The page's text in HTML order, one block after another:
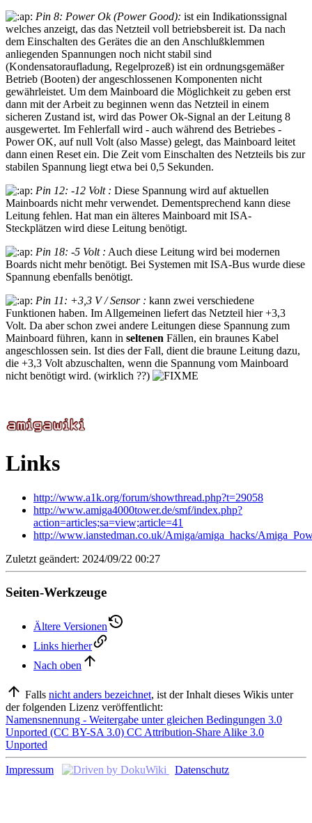
Pin 8: Power Ok (Power Good): ist ein Indikationssignal
welches anzeigt, das das Netzteil voll betriebsbereit ist. Da nach
dem Einschalten des Gerätes die an den Anschlußklemmen
anliegenden Spannungen noch nicht stabil sind
(Kondensatoraufladung, Regelprozeß) ist ein ordnungsgemäßer
Betrieb (Booten) der angeschlossenen Komponenten nicht
gewährleistet. Um dem Mainboard die Möglichkeit zu geben erst
dann mit der Arbeit zu beginnen wenn das Netzteil in einem
sicheren Zustand ist, wird das Power Ok-Signal an der Leitung 8
ausgewertet. Im Fehlerfall wird - auch während des Betriebes -
Power OK, auf null Volt (also Masse) gelegt, das Mainboard leitet
dann einen Reset ein. Die Zeit vom Einschalten des Netzteils bis zur
stabilen Spannung liegt etwa bei 0,5 Sekunden.
Pin 12: -12 Volt : Diese Spannung wird auf aktuellen
Mainboards nicht mehr verwendet. Dementsprechend kann diese
Leitung fehlen. Hat man ein älteres Mainboard mit ISA-
Steckplätzen wird diese Leitung benötigt.
Pin 18: -5 Volt : Auch diese Leitung wird bei modernen
Boards nicht mehr benötigt. Bei Systemen mit ISA-Bus wurde diese
Spannung ebenfalls benötigt.
Pin 11: +3,3 V / Sensor : kann zwei verschiedene
Funktionen haben. Im Allgemeinen liefert das Netzteil hier +3,3
Volt. Da aber schon zwei andere Leitungen diese Spannung zum
Mainboard führen, kann in seltenen Fällen, ein braunes Kabel
angeschlossen sein. Ist dies der Fall, dient die braune Leitung dazu,
die +3,3 Volt abzuschalten, wenn die Spannung vom Mainboard
nicht benötigt wird. (wirklich ??)
Links
http://www.a1k.org/forum/showthread.php?t=29058
http://www.amiga4000tower.de/smf/index.php?
action=articles;sa=view;article=41
http://www.ianstedman.co.uk/Amiga/amiga_hacks/
Zuletzt geändert: 2024/09/22 00:27
Seiten-Werkzeuge
Ältere Versionen
Links hierher
Nach oben
Falls nicht anders bezeichnet, ist der Inhalt dieses Wikis unter
der folgenden Lizenz veröffentlicht:
Namensnennung - Weitergabe unter gleichen Bedingungen 3.0
Unported (CC BY-SA 3.0) CC Attribution-Share Alike 3.0
Unported
Impressum Datenschutz